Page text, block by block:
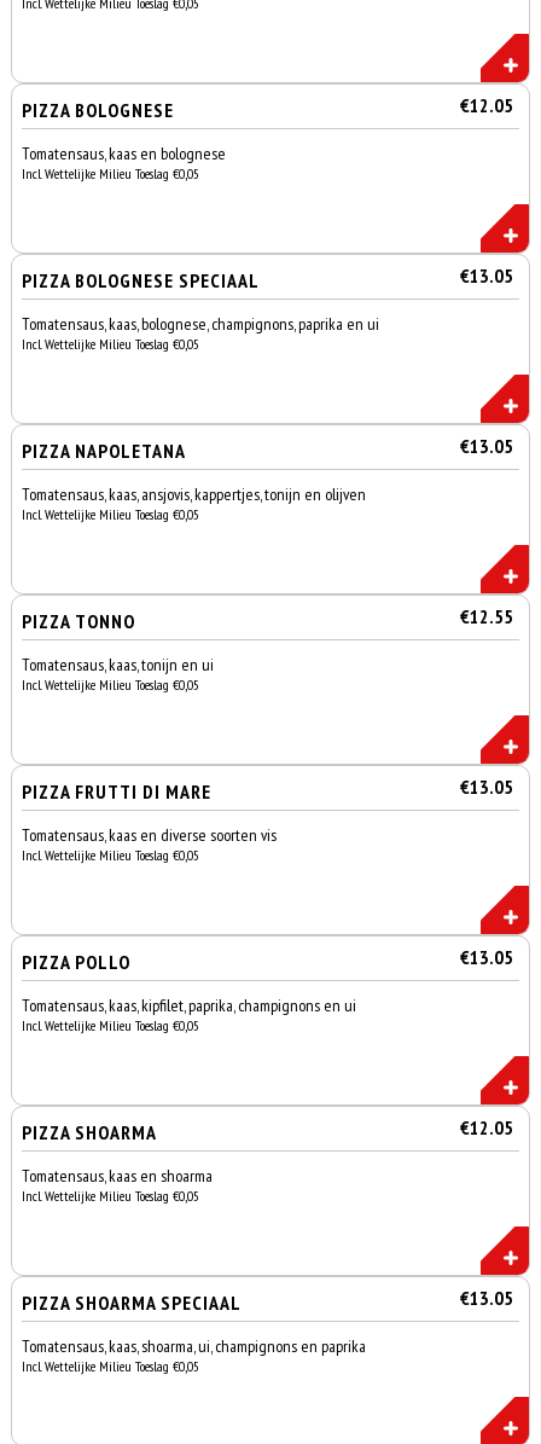
PIZZA BOLOGNESE €12.05
Tomatensaus, kaas en bolognese
Incl. Wettelijke Milieu Toeslag €0,05
PIZZA BOLOGNESE SPECIAAL €13.05
Tomatensaus, kaas, bolognese, champignons, paprika en ui
Incl. Wettelijke Milieu Toeslag €0,05
PIZZA NAPOLETANA €13.05
Tomatensaus, kaas, ansjovis, kappertjes, tonijn en olijven
Incl. Wettelijke Milieu Toeslag €0,05
PIZZA TONNO €12.55
Tomatensaus, kaas, tonijn en ui
Incl. Wettelijke Milieu Toeslag €0,05
PIZZA FRUTTI DI MARE €13.05
Tomatensaus, kaas en diverse soorten vis
Incl. Wettelijke Milieu Toeslag €0,05
PIZZA POLLO €13.05
Tomatensaus, kaas, kipfilet, paprika, champignons en ui
Incl. Wettelijke Milieu Toeslag €0,05
PIZZA SHOARMA €12.05
Tomatensaus, kaas en shoarma
Incl. Wettelijke Milieu Toeslag €0,05
PIZZA SHOARMA SPECIAAL €13.05
Tomatensaus, kaas, shoarma, ui, champignons en paprika
Incl. Wettelijke Milieu Toeslag €0,05